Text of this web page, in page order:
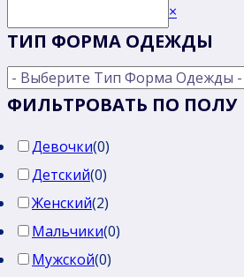
×
ТИП ФОРМА ОДЕЖДЫ
ФИЛЬТРОВАТЬ ПО ПОЛУ
Девочки(0)
Детский(0)
Женский(2)
Мальчики(0)
Мужской(0)